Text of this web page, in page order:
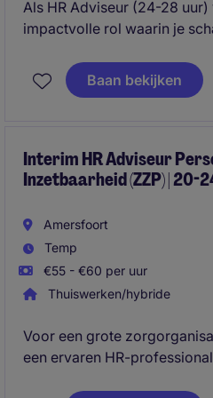
Als HR Adviseur (24-28
impactvolle rol waarin je
vraagstukken. Je bent een
voor leidinggevenden en
Baan bekijken
Interim HR Adviseur
Inzetbaarheid (ZZP) | 20-
Amersfoort
Temp
€55 - €60 per uur
Thuiswerken/hybride
Voor een grote
een ervaren HR-